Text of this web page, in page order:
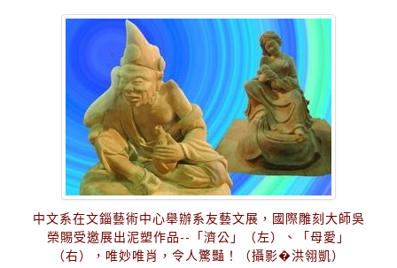
中文系在文錙藝術中心舉辦系友藝文展，國際雕刻大師吳
榮賜受邀展出泥塑作品--「濟公」（左）、「母愛」
（右），唯妙唯肖，令人驚豔！（攝影�洪翎凱）